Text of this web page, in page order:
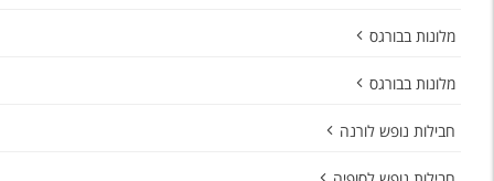
עקבו אחרינו
מלונות בבורגס
מלונות בבורגס
חבילות נופש לורנה